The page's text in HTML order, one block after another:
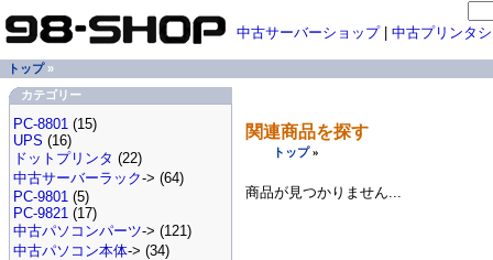
関連商品を探す
トップ»
商品が見つかりません...
中古サーバーショップ| 中古プリンタ
トップ»
カテゴリー
PC-8801 (15)
UPS (16)
ドットプリンタ (22)
中古サーバーラック-> (64)
PC-9801 (5)
PC-9821 (17)
中古パソコンパーツ-> (121)
中古パソコン本体-> (34)